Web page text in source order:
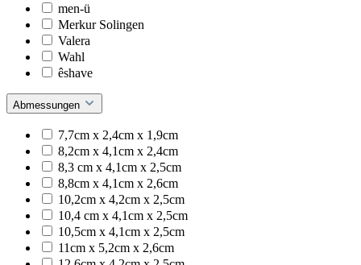
men-ü
Merkur Solingen
Valera
Wahl
êshave
Abmessungen
7,7cm x 2,4cm x 1,9cm
8,2cm x 4,1cm x 2,4cm
8,3 cm x 4,1cm x 2,5cm
8,8cm x 4,1cm x 2,6cm
10,2cm x 4,2cm x 2,5cm
10,4 cm x 4,1cm x 2,5cm
10,5cm x 4,1cm x 2,5cm
11cm x 5,2cm x 2,6cm